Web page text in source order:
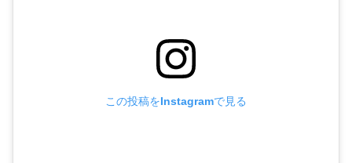
この投稿をInstagramで見る